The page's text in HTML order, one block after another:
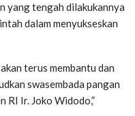
yang tengah dilakukannya
dalam menyukseskan
terus membantu dan
swasembada pangan
RI Ir. Joko Widodo,”